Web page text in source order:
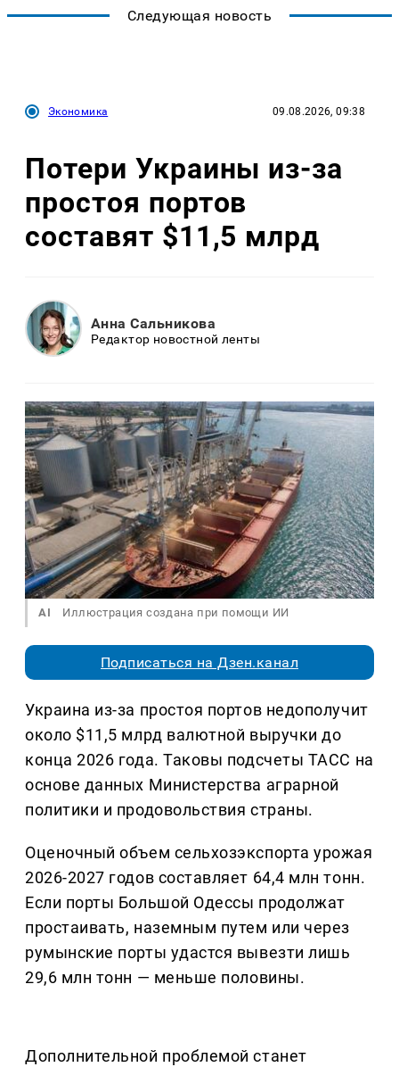
Следующая новость
Экономика 09.08.2026, 09:38
Потери Украины из-за
простоя портов
составят $11,5 млрд
Анна Сальникова
Редактор новостной ленты
AI Иллюстрация создана при помощи ИИ
Подписаться на Дзен.канал
Украина из-за простоя портов недополучит
около $11,5 млрд валютной выручки до
конца 2026 года. Таковы подсчеты ТАСС на
основе данных Министерства аграрной
политики и продовольствия страны.
Оценочный объем сельхозэкспорта урожая
2026-2027 годов составляет 64,4 млн тонн.
Если порты Большой Одессы продолжат
простаивать, наземным путем или через
румынские порты удастся вывезти лишь
29,6 млн тонн — меньше половины.
Дополнительной проблемой станет